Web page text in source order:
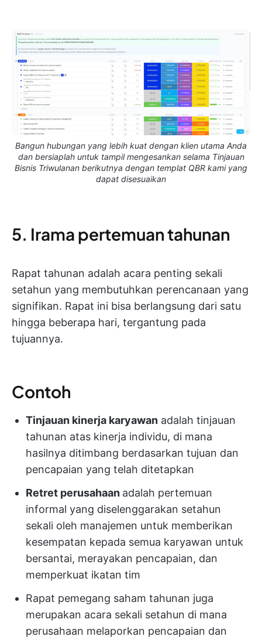
Bangun hubungan yang lebih kuat dengan klien utama Anda
dan bersiaplah untuk tampil mengesankan selama Tinjauan
Bisnis Triwulanan berikutnya dengan templat QBR kami yang
dapat disesuaikan
5. Irama pertemuan tahunan
Rapat tahunan adalah acara penting sekali
setahun yang membutuhkan perencanaan yang
signifikan. Rapat ini bisa berlangsung dari satu
hingga beberapa hari, tergantung pada
tujuannya.
Contoh
Tinjauan kinerja karyawan adalah tinjauan
tahunan atas kinerja individu, di mana
hasilnya ditimbang berdasarkan tujuan dan
pencapaian yang telah ditetapkan
Retret perusahaan adalah pertemuan
informal yang diselenggarakan setahun
sekali oleh manajemen untuk memberikan
kesempatan kepada semua karyawan untuk
bersantai, merayakan pencapaian, dan
memperkuat ikatan tim
Rapat pemegang saham tahunan juga
merupakan acara sekali setahun di mana
perusahaan melaporkan pencapaian dan